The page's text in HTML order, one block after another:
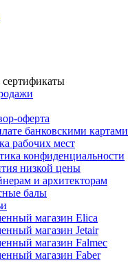
оферта
банковскими картами
рабочих мест
конфиденциальности
низкой цены
и архитекторам
балы
магазин Elica
магазин Jetair
магазин Falmec
магазин Faber